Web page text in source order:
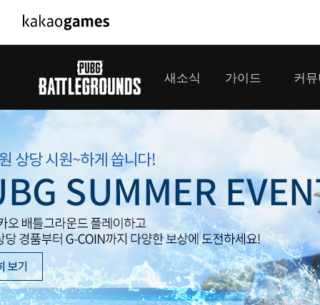
PC/모바일게임
도깨비의세계
아키에이지 워
아레스 : 라이즈 오브 가디언즈
배틀그라
패스 오브
패스 오브
모바일게임
우마무스메 프리티 더비
서비스
내정보
새소식
이벤트
업데이트
대회소식
가이드 커
플레이
클랜
모집